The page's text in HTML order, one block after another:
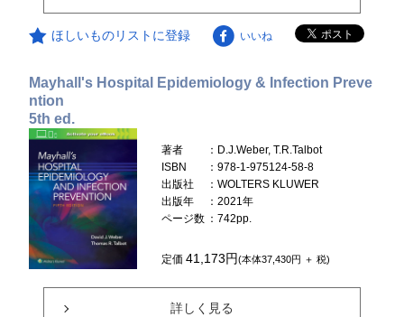
ほしいものリストに登録 いいね
Mayhall's Hospital Epidemiology & Infection Preve
ntion
5th ed.
著者
：D.J.Weber, T.R.Talbot
ISBN
：978-1-975124-58-8
出版社
：WOLTERS KLUWER
出版年
：2021年
ページ数 ：742pp.
定価41,173円(本体37,430円 ＋ 税)
詳しく見る